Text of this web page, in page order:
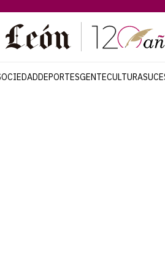
DEPORTESGENTECULTURA